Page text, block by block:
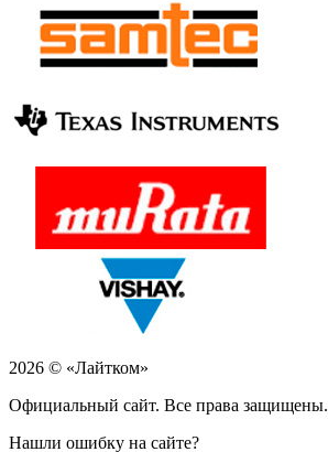
2026 © «Лайтком»
Официальный сайт. Все права защищены.
Нашли ошибку на сайте?